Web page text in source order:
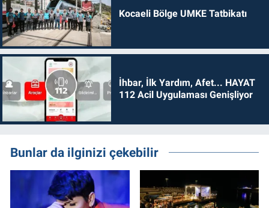
Kocaeli Bölge UMKE Tatbikatı
İhbar, İlk Yardım, Afet... HAYAT
112 Acil Uygulaması Genişliyor
Bunlar da ilginizi çekebilir